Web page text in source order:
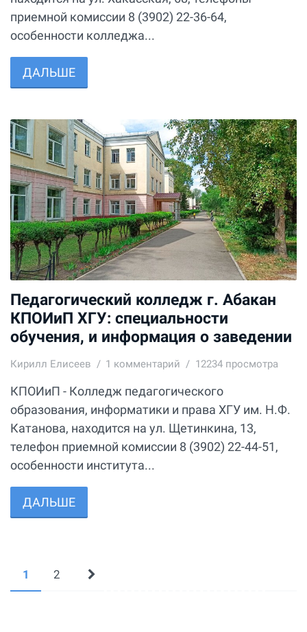
приемной комиссии 8 (3902) 22-36-64,
особенности колледжа...
ДАЛЬШЕ
Педагогический колледж г. Абакан
КПОИиП ХГУ: специальности
обучения, и информация о заведении
Кирилл Елисеев 1 комментарий 12234 просмотра
КПОИиП - Колледж педагогического
образования, информатики и права ХГУ им. Н.Ф.
Катанова, находится на ул. Щетинкина, 13,
телефон приемной комиссии 8 (3902) 22-44-51,
особенности института...
ДАЛЬШЕ
1 2